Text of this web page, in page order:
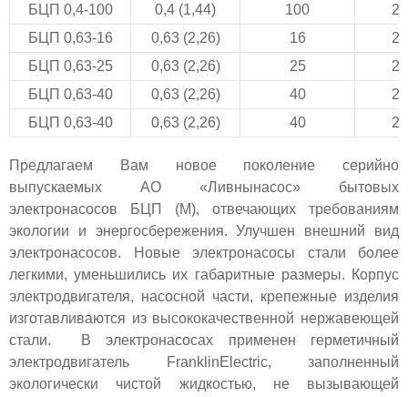
БЦП 0,4-100
0,4 (1,44) 100
БЦП 0,63-16
0,63 (2,26) 16
БЦП 0,63-25
0,63 (2,26) 25
БЦП 0,63-40
0,63 (2,26) 40
БЦП 0,63-40
0,63 (2,26) 40
Предлагаем Вам новое поколение серийно
выпускаемых АО «Ливнынасос» бытовых
электронасосов БЦП (М), отвечающих требованиям
экологии и энергосбережения. Улучшен внешний вид
электронасосов. Новые электронасосы стали более
легкими, уменьшились их габаритные размеры. Корпус
электродвигателя, насосной части, крепежные изделия
изготавливаются из высококачественной нержавеющей
стали. В электронасосах применен герметичный
электродвигатель FranklinElectric, заполненный
экологически чистой жидкостью, не вызывающей